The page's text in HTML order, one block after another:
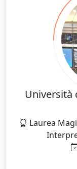
Università
Laurea